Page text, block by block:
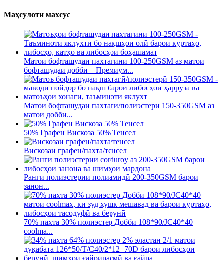
Маҳсулоти махсус
Матои бофташудаи пахтагини 100-250GSM аз матои
бофташудаи добби – Премиум...
Матои бофташудаи пахтагӣ/полиэстерӣ 150-350GSM аз
матои добби...
50% Графен Вискоза 50% Тенсел
Вискозаи графен/пахта/тенсел
Ранги полиэстерии полиамидӣ 200-350GSM барои
занон...
70% пахта 30% полиэстер Добби 108*90/JC40*40
coolma...